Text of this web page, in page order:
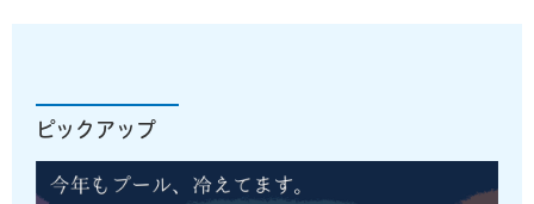
ピックアップ